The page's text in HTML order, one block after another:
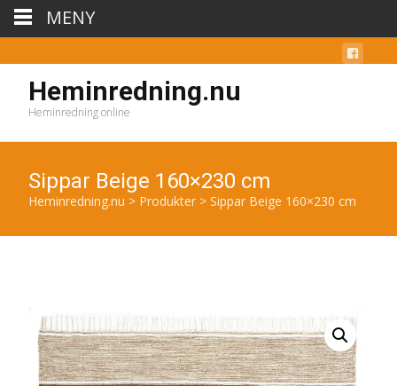
Heminredning.nu
Heminredning online
Sippar Beige 160×230 cm
Heminredning.nu > Produkter > Sippar Beige 160×230 cm
MENY